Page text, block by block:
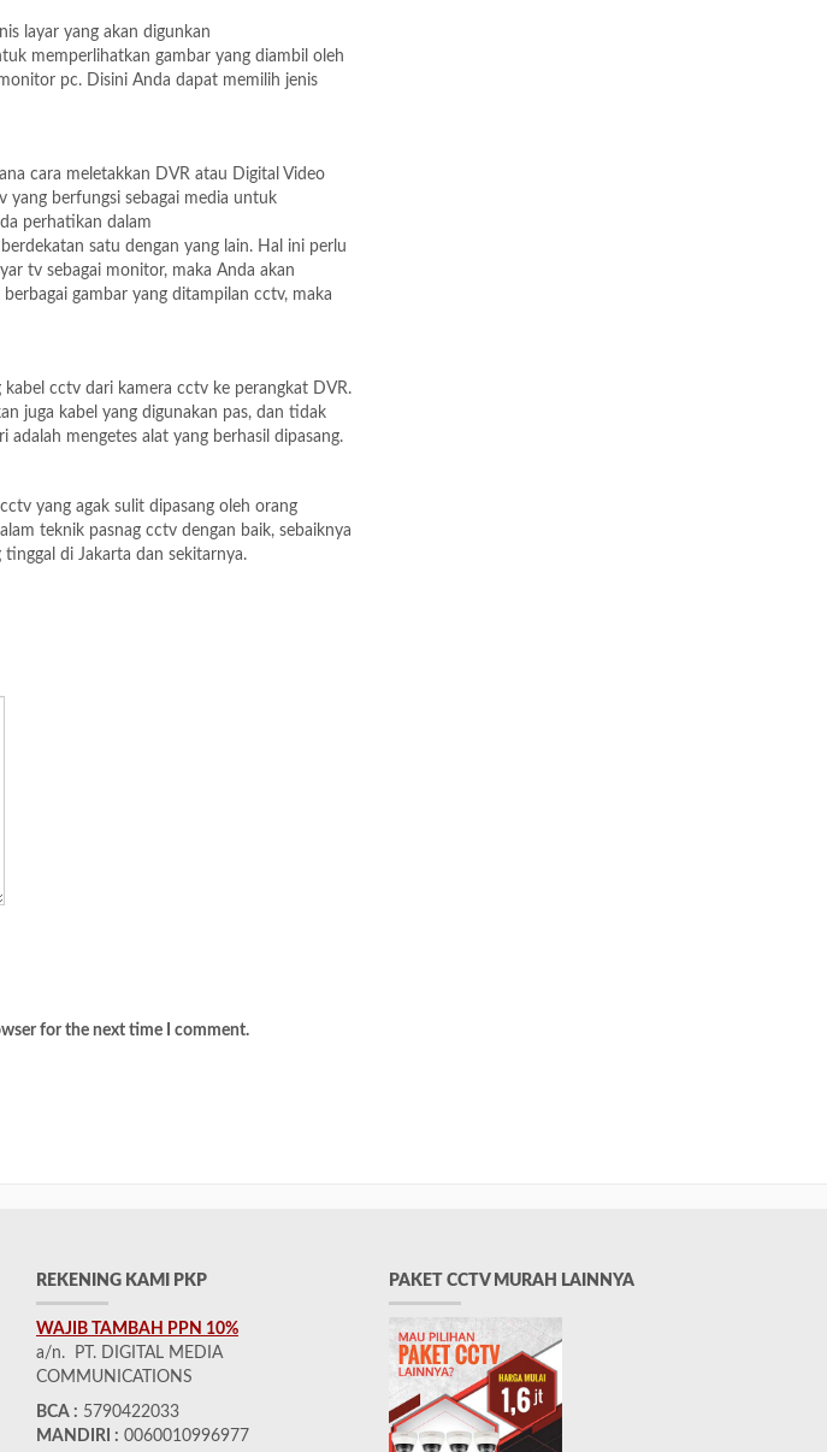
layar yang akan digunkan
memperlihatkan gambar yang diambil oleh
pc. Disini Anda dapat memilih jenis
cara meletakkan DVR atau Digital Video
yang berfungsi sebagai media untuk
perhatikan dalam
satu dengan yang lain. Hal ini perlu
tv sebagai monitor, maka Anda akan
gambar yang ditampilan cctv, maka
cctv dari kamera cctv ke perangkat DVR.
juga kabel yang digunakan pas, dan tidak
mengetes alat yang berhasil dipasang.
yang agak sulit dipasang oleh orang
teknik pasnag cctv dengan baik, sebaiknya
tinggal di Jakarta dan sekitarnya.
for the next time I comment.
REKENING KAMI PKP
WAJIB TAMBAH PPN 10%
a/n. PT. DIGITAL MEDIA
COMMUNICATIONS
BCA : 5790422033
MANDIRI : 0060010996977
PAKET CCTV MURAH LAINNYA